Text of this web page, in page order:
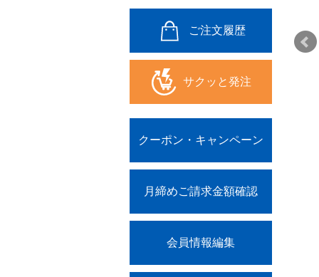
ご注文履歴
サクッと発注
クーポン・キャンペーン
月締めご請求金額確認
会員情報編集